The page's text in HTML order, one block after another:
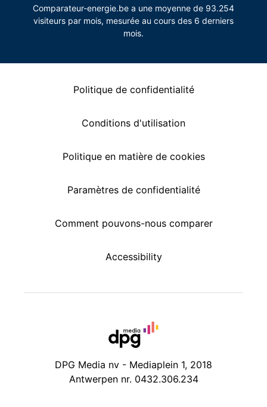
Comparateur-energie.be a une moyenne de 93.254
visiteurs par mois, mesurée au cours des 6 derniers
mois.
Politique de confidentialité
Conditions d'utilisation
Politique en matière de cookies
Paramètres de confidentialité
Comment pouvons-nous comparer
Accessibility
DPG Media nv - Mediaplein 1, 2018
Antwerpen nr. 0432.306.234